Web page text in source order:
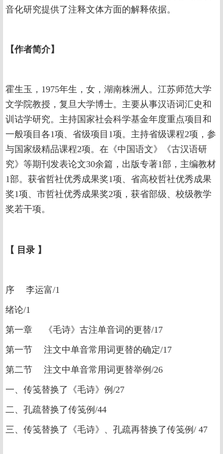
音化研究提供了注释文体方面的解释依据。
【作者简介】
霍生玉，1975年生，女，湖南株洲人。江苏师范大学
文学院教授，复旦大学博士。主要从事汉语词汇史和
训诂学研究。主持国家社会科学基金年度重点项目和
一般项目各1项、省级项目1项。主持省级课程2项，参
与国家级精品课程2项。在《中国语文》《古汉语研
究》等期刊发表论文30余篇，出版专著1部，主编教材
1部。获省哲社优秀成果奖1项、省高校哲社优秀成果
奖1项、市哲社优秀成果奖2项，获省部级、校级教学
奖若干项。
【 目录 】
序 李运富/1
绪论/1
第一章 《毛诗》古注单音词的更替/17
第一节 注文中单音常用词更替的确定/17
第二节 注文中单音常用词更替举例/26
一、传笺替换了《毛诗》例/27
二、孔疏替换了传笺例/44
三、传笺替换了《毛诗》、孔疏再替换了传笺例/ 47